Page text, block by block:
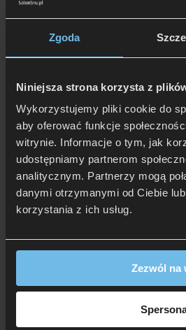
Zgoda
Niniejsza strona korzysta z
Wykorzystujemy pliki cookie do
aby oferować funkcje
witrynie. Informacje o tym, jak
udostępniamy partnerom
analitycznym. Partnerzy mogą
danymi otrzymanymi od Ciebie
korzystania z ich usług.
Zezwól na
506 626 678- Zamów telefonicznie
Zadzwoń i dowiedz się, jak dostać rabat!